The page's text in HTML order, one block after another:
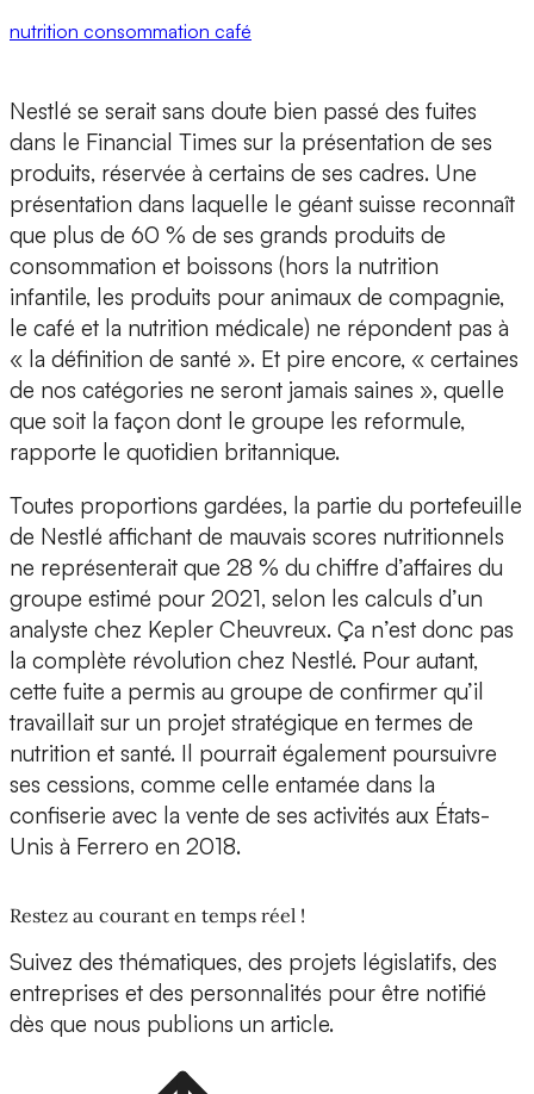
nutrition consommation café
Nestlé se serait sans doute bien passé des fuites
dans le Financial Times sur la présentation de ses
produits, réservée à certains de ses cadres. Une
présentation dans laquelle le géant suisse reconnaît
que plus de 60 % de ses grands produits de
consommation et boissons (hors la nutrition
infantile, les produits pour animaux de compagnie,
le café et la nutrition médicale) ne répondent pas à
« la définition de santé ». Et pire encore, « certaines
de nos catégories ne seront jamais saines », quelle
que soit la façon dont le groupe les reformule,
rapporte le quotidien britannique.
Toutes proportions gardées, la partie du portefeuille
de Nestlé affichant de mauvais scores nutritionnels
ne représenterait que 28 % du chiffre d’affaires du
groupe estimé pour 2021, selon les calculs d’un
analyste chez Kepler Cheuvreux. Ça n’est donc pas
la complète révolution chez Nestlé. Pour autant,
cette fuite a permis au groupe de confirmer qu’il
travaillait sur un projet stratégique en termes de
nutrition et santé. Il pourrait également poursuivre
ses cessions, comme celle entamée dans la
confiserie avec la vente de ses activités aux États-
Unis à Ferrero en 2018.
Restez au courant en temps réel !
Suivez des thématiques, des projets législatifs, des
entreprises et des personnalités pour être notifié
dès que nous publions un article.